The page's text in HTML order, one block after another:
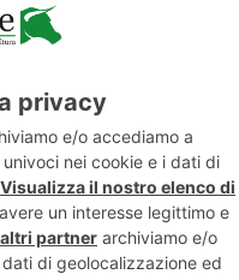
Giochi